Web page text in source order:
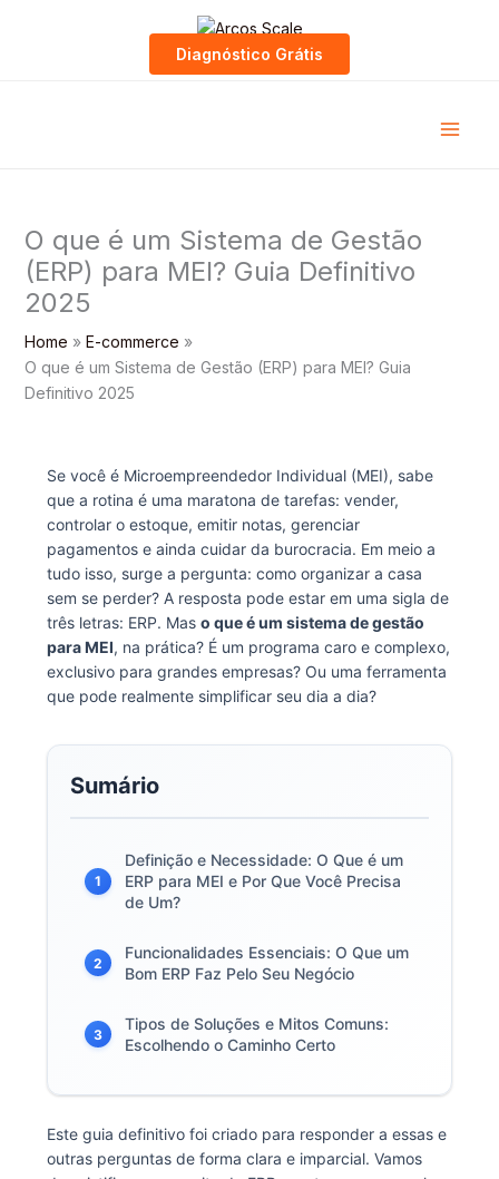
Diagnóstico Grátis
O que é um Sistema de Gestão
(ERP) para MEI? Guia Definitivo
2025
Home
E-commerce
O que é um Sistema de Gestão (ERP) para MEI? Guia
Definitivo 2025
Se você é Microempreendedor Individual (MEI), sabe
que a rotina é uma maratona de tarefas: vender,
controlar o estoque, emitir notas, gerenciar
pagamentos e ainda cuidar da burocracia. Em meio a
tudo isso, surge a pergunta: como organizar a casa
sem se perder? A resposta pode estar em uma sigla de
três letras: ERP. Mas o que é um sistema de gestão
para MEI, na prática? É um programa caro e complexo,
exclusivo para grandes empresas? Ou uma ferramenta
que pode realmente simplificar seu dia a dia?
Sumário
1
Definição e Necessidade: O Que é um
ERP para MEI e Por Que Você Precisa
de Um?
2
Funcionalidades Essenciais: O Que um
Bom ERP Faz Pelo Seu Negócio
3
Tipos de Soluções e Mitos Comuns:
Escolhendo o Caminho Certo
Este guia definitivo foi criado para responder a essas e
outras perguntas de forma clara e imparcial. Vamos